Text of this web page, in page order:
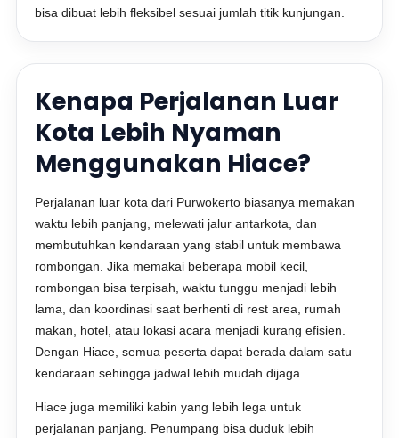
bisa dibuat lebih fleksibel sesuai jumlah titik kunjungan.
Kenapa Perjalanan Luar
Kota Lebih Nyaman
Menggunakan Hiace?
Perjalanan luar kota dari Purwokerto biasanya memakan
waktu lebih panjang, melewati jalur antarkota, dan
membutuhkan kendaraan yang stabil untuk membawa
rombongan. Jika memakai beberapa mobil kecil,
rombongan bisa terpisah, waktu tunggu menjadi lebih
lama, dan koordinasi saat berhenti di rest area, rumah
makan, hotel, atau lokasi acara menjadi kurang efisien.
Dengan Hiace, semua peserta dapat berada dalam satu
kendaraan sehingga jadwal lebih mudah dijaga.
Hiace juga memiliki kabin yang lebih lega untuk
perjalanan panjang. Penumpang bisa duduk lebih